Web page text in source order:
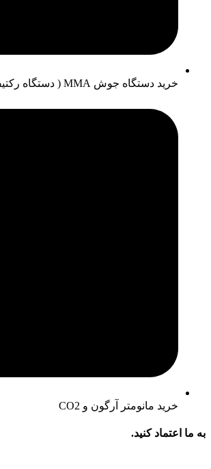
خرید دستگاه جوش MMA ( دستگاه رکتیفایر)
خرید مانومتر آرگون و CO2
به ما اعتماد کنید.